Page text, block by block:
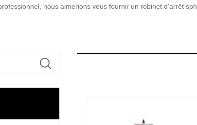
nous aimerions vous fournir un robinet d'arrêt